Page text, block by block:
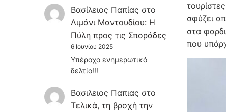
Βασίλειος Παπίας στο
Λιμάνι Μαντουδίου: Η
Πύλη προς τις Σποράδες
6 Ιουνίου 2025
Υπέροχο ενημερωτικό
δελτίο!!!
Βασιλειος Παπιας στο
Τελικά, τη βροχή την
σφύζει
στα
που